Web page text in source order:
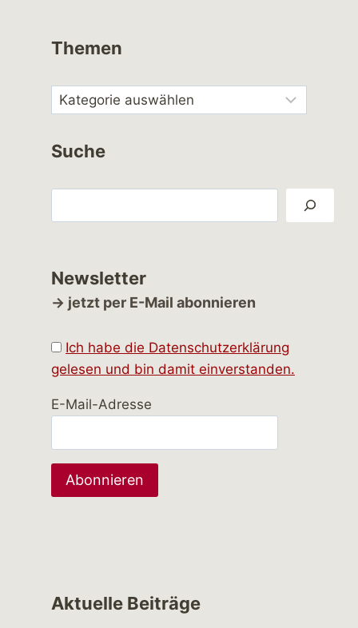
Themen
Suche
Newsletter
→ jetzt per E-Mail abonnieren
Ich habe die Datenschutzerklärung
gelesen und bin damit einverstanden.
E-Mail-Adresse
Aktuelle Beiträge